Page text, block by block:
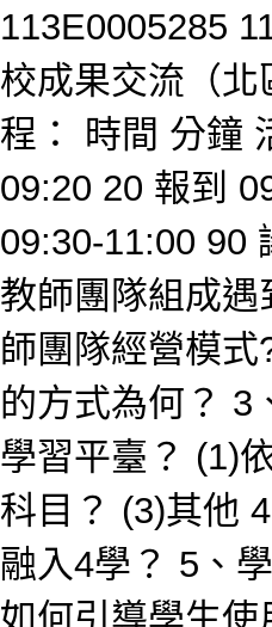
113E0005285
校成果交流（
程： 時間 分鐘
09:20 20 報到
09:30-11:00 90
教師團隊組成
師團隊經營模
的方式為何？ 3
學習平臺？ (1)
科目？ (3)其他
融入4學？ 5、
如何引導學生